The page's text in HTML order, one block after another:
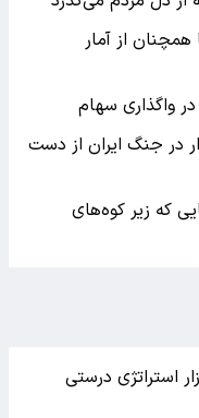
از آمار
واگذاری سهام
در جنگ ایران از دست
که زیر کوه‌های
استراتژی درستی